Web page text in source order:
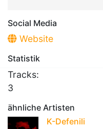
Social Media
Website
Statistik
Tracks:
3
ähnliche Artisten
K-Defenili